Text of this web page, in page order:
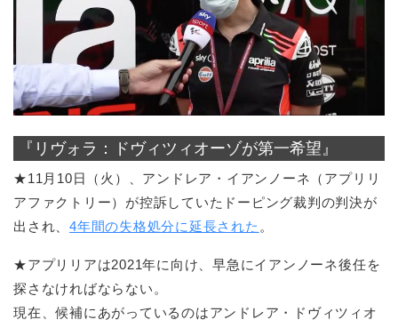
『リヴォラ：ドヴィツィオーゾが第一希望』
★11月10日（火）、アンドレア・イアンノーネ（アプリリ
アファクトリー）が控訴していたドーピング裁判の判決が
出され、4年間の失格処分に延長された 。
★アプリリアは2021年に向け、早急にイアンノーネ後任を
探さなければならない。
現在、候補にあがっているのはアンドレア・ドヴィツィオ